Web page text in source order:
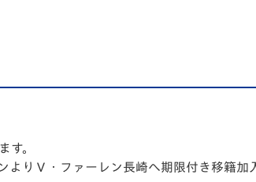
ユニフ
す。
りＶ・ファーレン長崎へ期限付き移籍加